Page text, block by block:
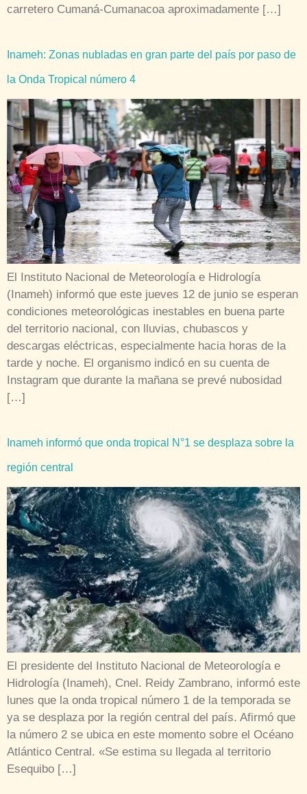
carretero Cumaná-Cumanacoa aproximadamente […]
Inameh: Zonas nubladas en gran parte del país por paso de
la Onda Tropical número 4
El Instituto Nacional de Meteorología e Hidrología
(Inameh) informó que este jueves 12 de junio se esperan
condiciones meteorológicas inestables en buena parte
del territorio nacional, con lluvias, chubascos y
descargas eléctricas, especialmente hacia horas de la
tarde y noche. El organismo indicó en su cuenta de
Instagram que durante la mañana se prevé nubosidad
[…]
Inameh informó que onda tropical N°1 se desplaza sobre la
región central
El presidente del Instituto Nacional de Meteorología e
Hidrología (Inameh), Cnel. Reidy Zambrano, informó este
lunes que la onda tropical número 1 de la temporada se
ya se desplaza por la región central del país. Afirmó que
la número 2 se ubica en este momento sobre el Océano
Atlántico Central. «Se estima su llegada al territorio
Esequibo […]